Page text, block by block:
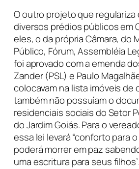
O outro projeto que
diversos prédios públicos em
eles, o da própria Câmara, do
Público, Fórum, Assembléia
foi aprovado com a emenda
Zander (PSL) e Paulo
colocavam na lista imóveis de
também não possuíam o
residenciais sociais do Setor
do Jardim Goiás. Para o
essa lei levará “conforto para
poderá morrer em paz
uma escritura para seus filhos’.